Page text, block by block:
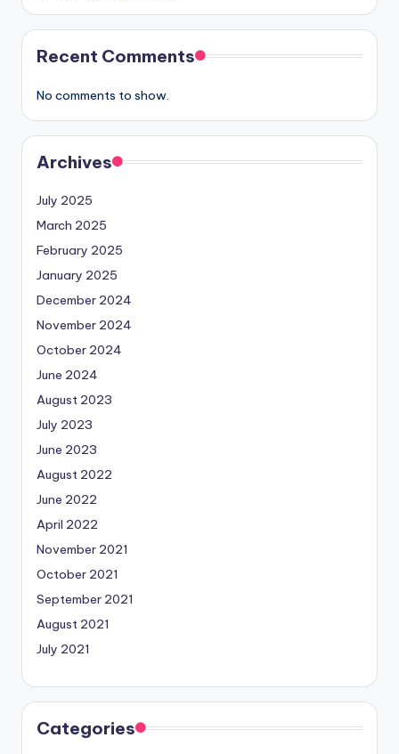
Recent Comments
No comments to show.
Archives
July 2025
March 2025
February 2025
January 2025
December 2024
November 2024
October 2024
June 2024
August 2023
July 2023
June 2023
August 2022
June 2022
April 2022
November 2021
October 2021
September 2021
August 2021
July 2021
Categories